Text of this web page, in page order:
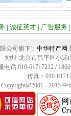
| 诚征英才 | 广告服务 |
公司旗下： 中华特产网
地址:北京市昌平区小汤
电话:010-61717212 /
传真：010-
Copyright@2001 - 2015